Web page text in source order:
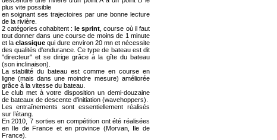
plus vite possible
en soignant ses trajectoires par une bonne lecture
de la rivière.
2 catégories cohabitent : le sprint, course où il faut
tout donner dans une course de moins de 1 minute
et la classiquequi dure environ 20 mn et nécessite
des qualités d'endurance. Ce type de bateau est dit
"directeur" et se dirige grâce à la gîte du bateau
(son inclinaison).
La stabilité du bateau est comme en course en
ligne (mais dans une moindre mesure) améliorée
grâce à la vitesse du bateau.
Le club met à votre disposition un demi-douzaine
de bateaux de descente d'initiation (wavehoppers).
Les entraînements sont essentiellement réalisés
sur l’étang.
En 2010, 7 sorties en compétition ont été réalisées
en Ile de France et en province (Morvan, Ile de
France).